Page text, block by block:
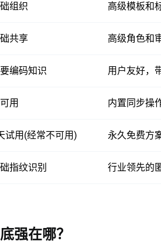
组织 高级模板和
共享 高级角色和
编码知识 用户友好，
用 内置同步操
试用(经常不可用) 永久免费方
指纹识别 行业领先的
强在哪？